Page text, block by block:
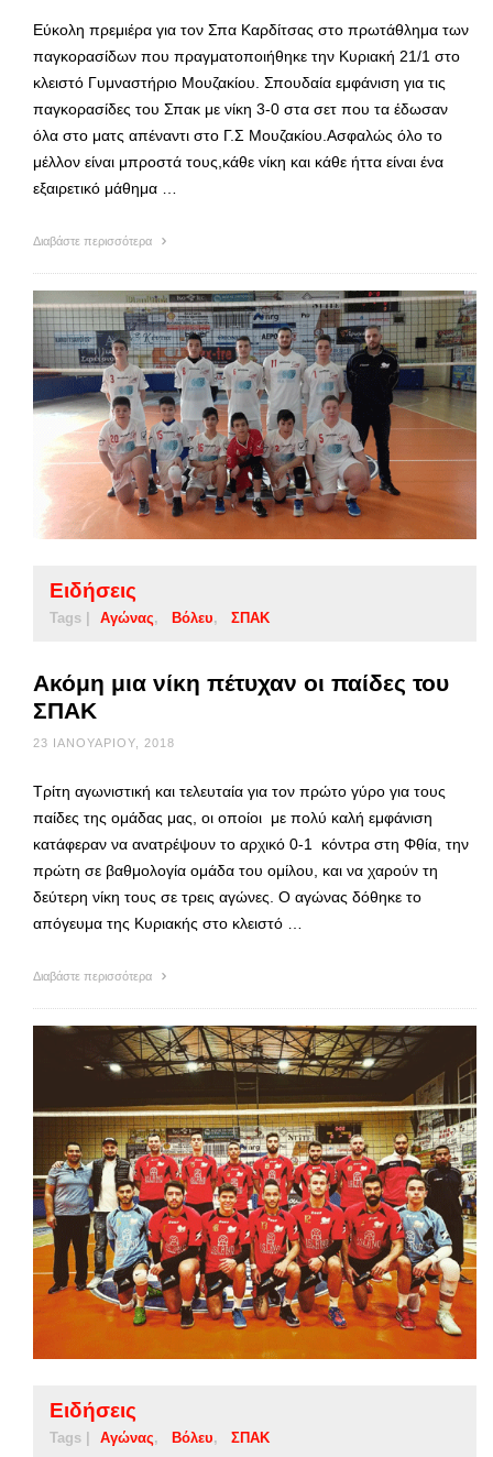
Εύκολη πρεμιέρα για τον Σπα Καρδίτσας στο πρωτάθλημα των
παγκορασίδων που πραγματοποιήθηκε την Κυριακή 21/1 στο
κλειστό Γυμναστήριο Μουζακίου. Σπουδαία εμφάνιση για τις
παγκορασίδες του Σπακ με νίκη 3-0 στα σετ που τα έδωσαν
όλα στο ματς απέναντι στο Γ.Σ Μουζακίου.Ασφαλώς όλο το
μέλλον είναι μπροστά τους,κάθε νίκη και κάθε ήττα είναι ένα
εξαιρετικό μάθημα …
Διαβάστε περισσότερα
Ειδήσεις
Tags | Αγώνας Βόλευ ΣΠΑΚ
Ακόμη μια νίκη πέτυχαν οι παίδες του
ΣΠΑΚ
23 ΙΑΝΟΥΑΡΊΟΥ, 2018
Τρίτη αγωνιστική και τελευταία για τον πρώτο γύρο για τους
παίδες της ομάδας μας, οι οποίοι με πολύ καλή εμφάνιση
κατάφεραν να ανατρέψουν το αρχικό 0-1 κόντρα στη Φθία, την
πρώτη σε βαθμολογία ομάδα του ομίλου, και να χαρούν τη
δεύτερη νίκη τους σε τρεις αγώνες. Ο αγώνας δόθηκε το
απόγευμα της Κυριακής στο κλειστό …
Διαβάστε περισσότερα
Ειδήσεις
Tags | Αγώνας Βόλευ ΣΠΑΚ